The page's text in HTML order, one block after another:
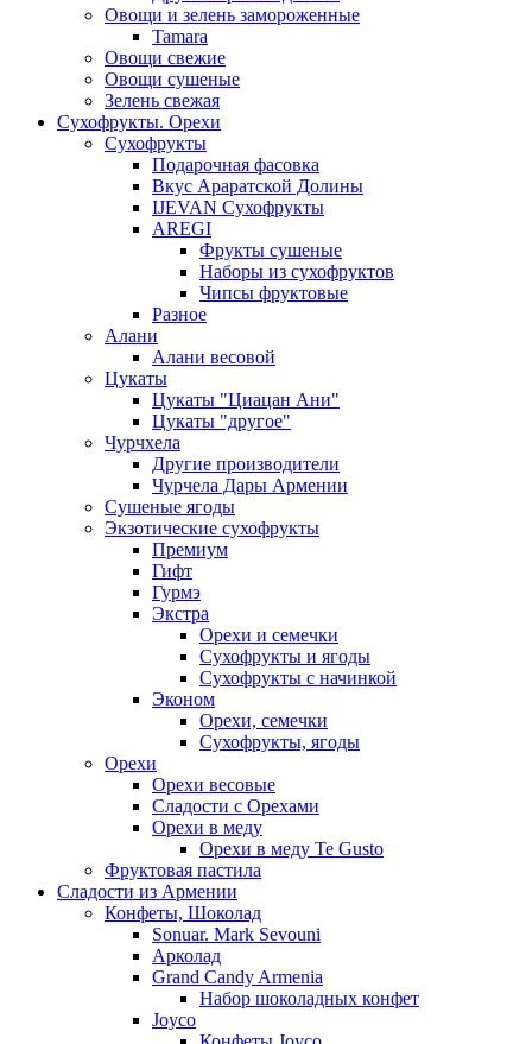
Овощи и зелень замороженные
Tamara
Овощи свежие
Овощи сушеные
Зелень свежая
Сухофрукты. Орехи
Сухофрукты
Подарочная фасовка
Вкус Араратской Долины
IJEVAN Сухофрукты
AREGI
Фрукты сушеные
Наборы из сухофруктов
Чипсы фруктовые
Разное
Алани
Алани весовой
Цукаты
Цукаты "Циацан Ани"
Цукаты "другое"
Чурчхела
Другие производители
Чурчела Дары Армении
Сушеные ягоды
Экзотические сухофрукты
Премиум
Гифт
Гурмэ
Экстра
Орехи и семечки
Сухофрукты и ягоды
Сухофрукты с начинкой
Эконом
Орехи, семечки
Сухофрукты, ягоды
Орехи
Орехи весовые
Сладости с Орехами
Орехи в меду
Орехи в меду Te Gusto
Фруктовая пастила
Сладости из Армении
Конфеты, Шоколад
Sonuar. Mark Sevouni
Арколад
Grand Candy Armenia
Набор шоколадных конфет
Joyco